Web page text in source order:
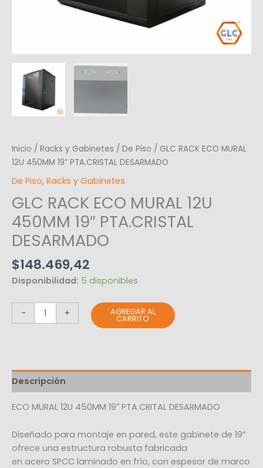
Inicio / Racks y Gabinetes / De Piso / GLC RACK ECO MURAL
12U 450MM 19″ PTA.CRISTAL DESARMADO
De Piso, Racks y Gabinetes
GLC RACK ECO MURAL 12U
450MM 19″ PTA.CRISTAL
DESARMADO
$148.469,42
Disponibilidad: 5 disponibles
- + AGREGAR AL
CARRITO
Descripción
ECO MURAL 12U 450MM 19″ PTA.CRITAL DESARMADO
Diseñado para montaje en pared, este gabinete de 19”
ofrece una estructura robusta fabricada
en acero SPCC laminado en frío, con espesor de marco